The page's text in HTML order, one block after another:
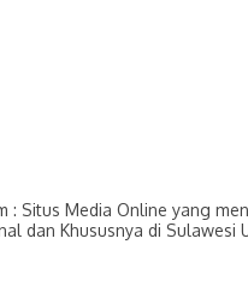
: Situs Media Online yang
dan Khususnya di Sulawesi